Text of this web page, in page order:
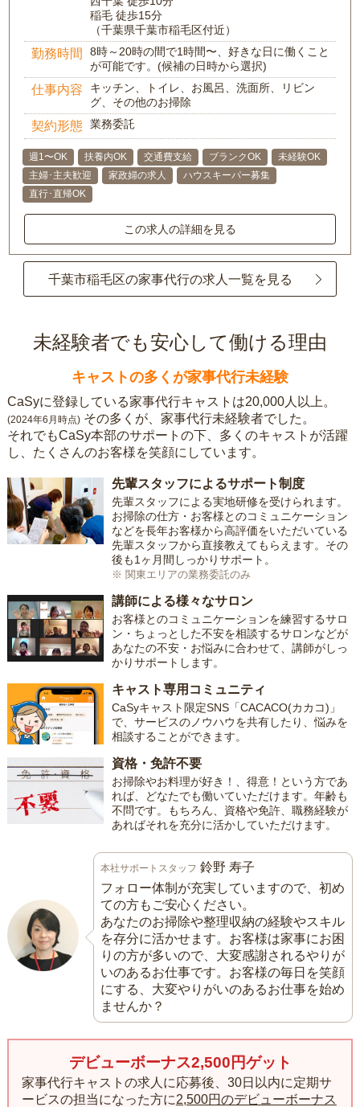
稲毛 徒歩15分
（千葉県千葉市稲毛区付近）
勤務時間
8時～20時の間で1時間〜、好きな日に働くこと
が可能です。(候補の日時から選択)
仕事内容
キッチン、トイレ、お風呂、洗面所、リビン
グ、その他のお掃除
契約形態 業務委託
週1〜OK 扶養内OK 交通費支給 ブランクOK
未経験OK
主婦･主夫歓迎
家政婦の求人
ハウスキーパー募集
直行･直帰OK
この求人の詳細を見る
千葉市稲毛区の家事代行の求人一覧を見る
未経験者でも安心して働ける理由
キャストの多くが家事代行未経験
CaSyに登録している家事代行キャストは20,000人以上。
(2024年6月時点) その多くが、家事代行未経験者でした。
それでもCaSy本部のサポートの下、多くのキャストが活躍
し、たくさんのお客様を笑顔にしています。
先輩スタッフによるサポート制度
先輩スタッフによる実地研修を受けられます。
お掃除の仕方・お客様とのコミュニケーション
などを長年お客様から高評価をいただいている
先輩スタッフから直接教えてもらえます。その
後も1ヶ月間しっかりサポート。
※ 関東エリアの業務委託のみ
講師による様々なサロン
お客様とのコミュニケーションを練習するサロ
ン・ちょっとした不安を相談するサロンなどが
あなたの不安・お悩みに合わせて、講師がしっ
かりサポートします。
キャスト専用コミュニティ
CaSyキャスト限定SNS「CACACO(カカコ)」
で、サービスのノウハウを共有したり、悩みを
相談することができます。
資格・免許不要
お掃除やお料理が好き！、得意！という方であ
れば、どなたでも働いていただけます。年齢も
不問です。もちろん、資格や免許、職務経験が
あればそれを充分に活かしていただけます。
本社サポートスタッフ 鈴野 寿子
フォロー体制が充実していますので、初め
ての方もご安心ください。
あなたのお掃除や整理収納の経験やスキル
を存分に活かせます。お客様は家事にお困
りの方が多いので、大変感謝されるやりが
いのあるお仕事です。お客様の毎日を笑顔
にする、大変やりがいのあるお仕事を始め
ませんか？
デビューボーナス2,500円ゲット
家事代行キャストの求人に応募後、30日以内に定期サ
ービスの担当になった方に2,500円のデビューボーナス